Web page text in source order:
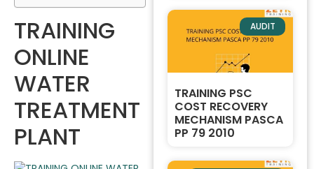
TRAINING
ONLINE
WATER
TREATMENT
PLANT
AUDIT
TRAINING PSC
COST RECOVERY
MECHANISM PASCA
PP 79 2010